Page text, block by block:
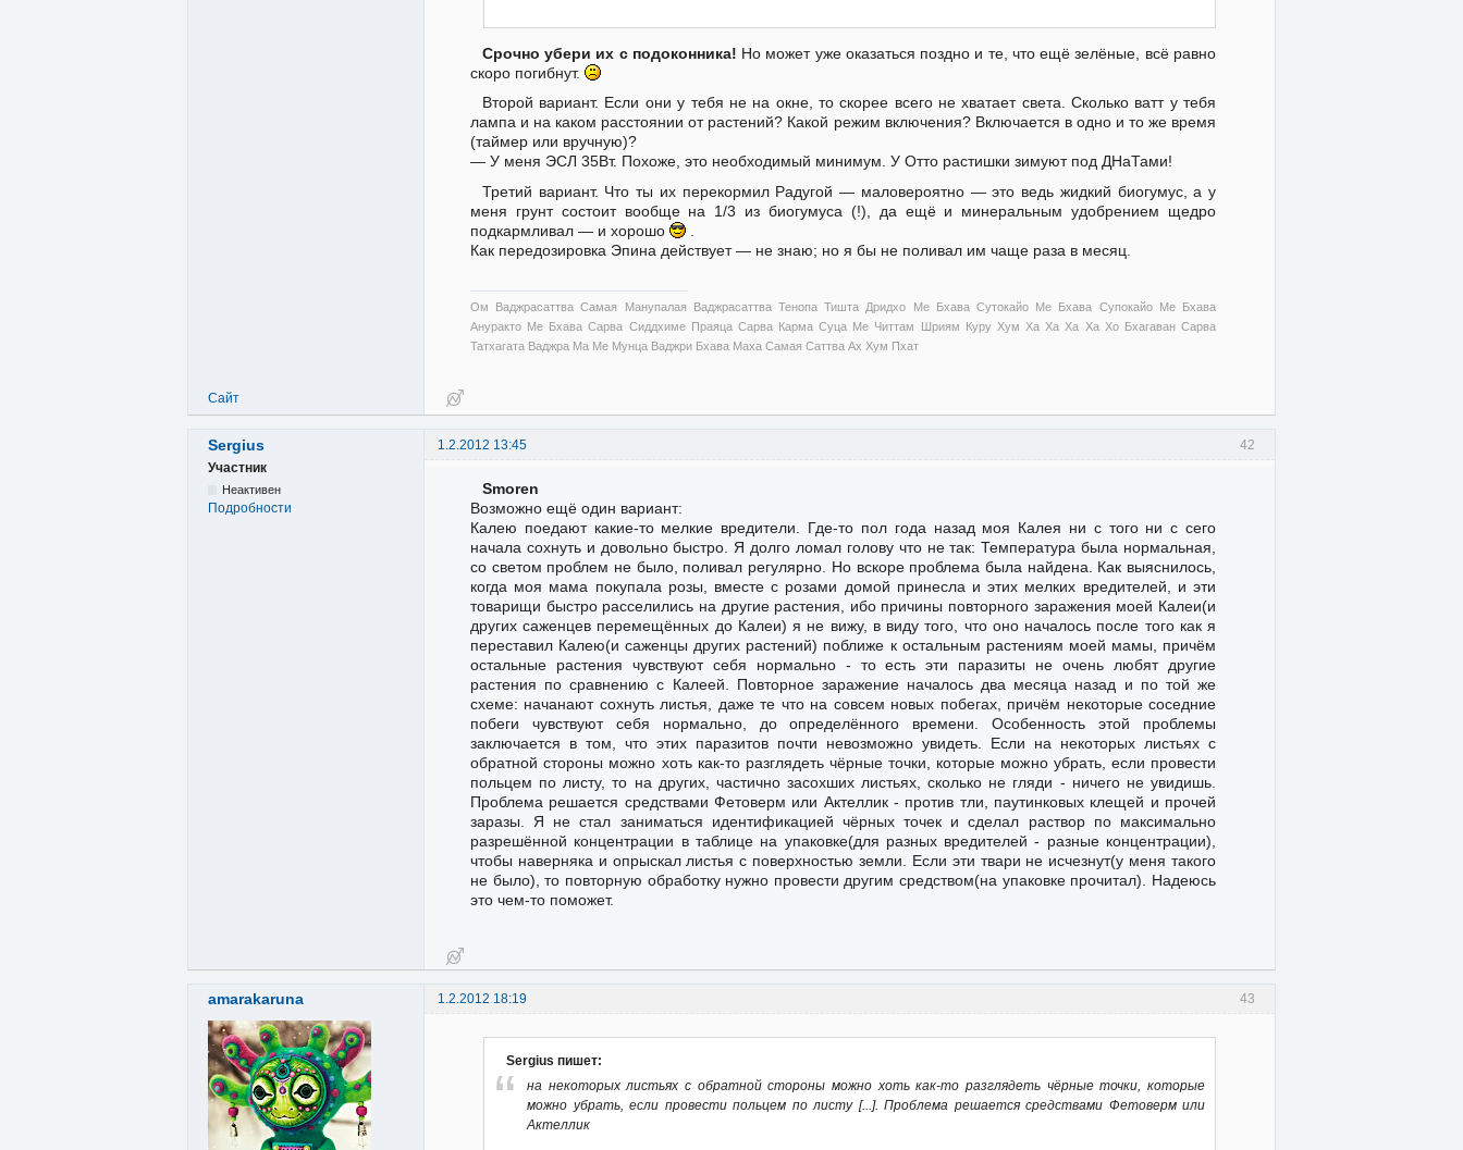
Срочно убери их с подоконника! Но может уже оказаться поздно и те, что ещё зелёные, всё равно
скоро погибнут.
Второй вариант. Если они у тебя не на окне, то скорее всего не хватает света. Сколько ватт у тебя
лампа и на каком расстоянии от растений? Какой режим включения? Включается в одно и то же время
(таймер или вручную)?
— У меня ЭСЛ 35Вт. Похоже, это необходимый минимум. У Отто растишки зимуют под ДНаТами!
Третий вариант. Что ты их перекормил Радугой — маловероятно — это ведь жидкий биогумус, а у
меня грунт состоит вообще на 1/3 из биогумуса (!), да ещё и минеральным удобрением щедро
подкармливал — и хорошо
Как передозировка Эпина действует — не знаю; но я бы не поливал им чаще раза в месяц.
Ом Ваджрасаттва Самая Манупалая Ваджрасаттва Тенопа Тишта Дридхо Ме Бхава Сутокайо Ме Бхава Супокайо Ме Бхава
Ануракто Ме Бхава Сарва Сиддхиме Праяца Сарва Карма Суца Ме Читтам Шриям Куру Хум Ха Ха Ха Ха Хо Бхагаван Сарва
Татхагата Ваджра Ма Ме Мунца Ваджри Бхава Маха Самая Саттва Ах Хум Пхат
Сайт
42
Sergius
1.2.2012 13:45
Участник
Неактивен
Подробности
Smoren
Возможно ещё один вариант:
Калею поедают какие-то мелкие вредители. Где-то пол года назад моя Калея ни с того ни с сего
начала сохнуть и довольно быстро. Я долго ломал голову что не так: Температура была нормальная,
со светом проблем не было, поливал регулярно. Но вскоре проблема была найдена. Как выяснилось,
когда моя мама покупала розы, вместе с розами домой принесла и этих мелких вредителей, и эти
товарищи быстро расселились на другие растения, ибо причины повторного заражения моей Калеи(и
других саженцев перемещённых до Калеи) я не вижу, в виду того, что оно началось после того как я
переставил Калею(и саженцы других растений) поближе к остальным растениям моей мамы, причём
остальные растения чувствуют себя нормально - то есть эти паразиты не очень любят другие
растения по сравнению с Калеей. Повторное заражение началось два месяца назад и по той же
схеме: начанают сохнуть листья, даже те что на совсем новых побегах, причём некоторые соседние
побеги чувствуют себя нормально, до определённого времени. Особенность этой проблемы
заключается в том, что этих паразитов почти невозможно увидеть. Если на некоторых листьях с
обратной стороны можно хоть как-то разглядеть чёрные точки, которые можно убрать, если провести
польцем по листу, то на других, частично засохших листьях, сколько не гляди - ничего не увидишь.
Проблема решается средствами Фетоверм или Актеллик - против тли, паутинковых клещей и прочей
заразы. Я не стал заниматься идентификацией чёрных точек и сделал раствор по максимально
разрешённой концентрации в таблице на упаковке(для разных вредителей - разные концентрации),
чтобы наверняка и опрыскал листья с поверхностью земли. Если эти твари не исчезнут(у меня такого
не было), то повторную обработку нужно провести другим средством(на упаковке прочитал). Надеюсь
это чем-то поможет.
43
amarakaruna 1.2.2012 18:19
Sergius пишет:
на некоторых листьях с обратной стороны можно хоть как-то разглядеть чёрные точки, которые
можно убрать, если провести польцем по листу [...]. Проблема решается средствами Фетоверм или
Актеллик